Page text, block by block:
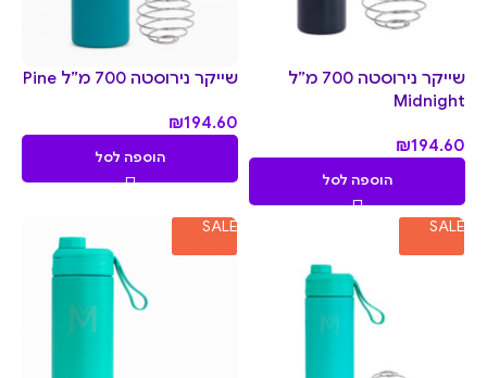
שייקר נירוסטה 700 מ”ל
Midnight
₪194.60
הוספה לסל
שייקר נירוסטה 700 מ”ל Pine
₪194.60
הוספה לסל
SALE
SALE